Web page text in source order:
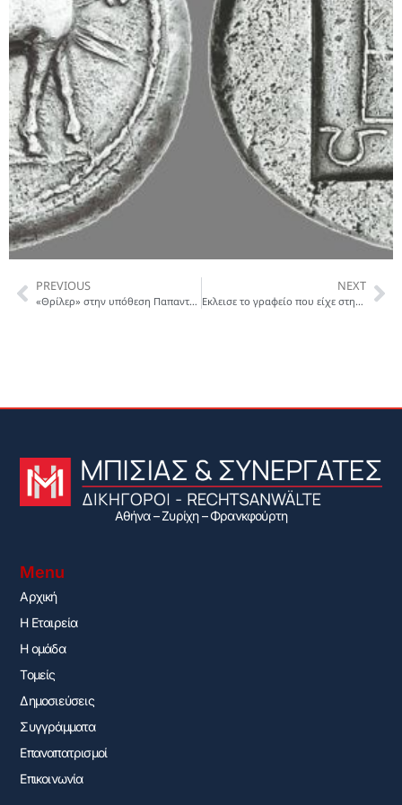
PREVIOUS
«Θρίλερ» στην υπόθεση Παπαντωνίου: Απόφαση – «φωτιά» ανατρέπει όλα τα δεδομένα
NEXT
Εκλεισε το γραφείο που είχε στην Αθήνα ο Ελληνας «Μέιντοφ»
Αθήνα – Ζυρίχη – Φρανκφούρτη
Menu
Αρχική
H Εταιρεία
Η ομάδα
Τομείς
Δημοσιεύσεις
Συγγράμματα
Επαναπατρισμοί
Επικοινωνία